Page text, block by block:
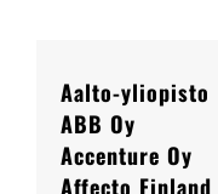
Aalto-yliopisto
ABB Oy
Accenture Oy
Affecto Finland